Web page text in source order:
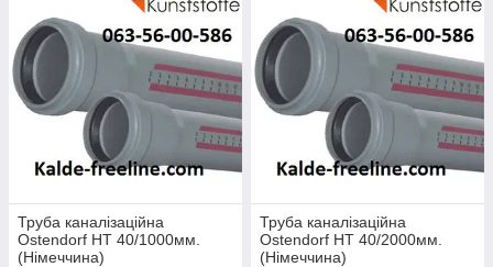
Труба каналізаційна
Ostendorf HT 40/1000мм.
(Німеччина)
Труба каналізаційна
Ostendorf HT 40/2000мм.
(Німеччина)